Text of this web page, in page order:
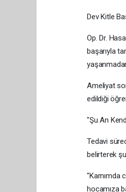
Dev Kitle
Op. Dr.
başarıyla
Ameliyat
edildiği
"Şu An
Tedavi
belirterek
"Karnımda
hocamıza